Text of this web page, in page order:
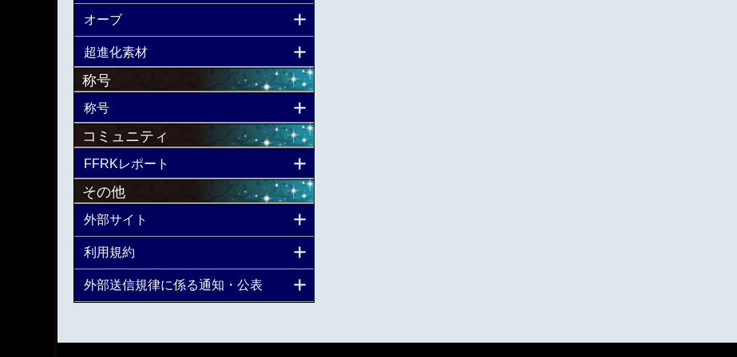
オーブ
超進化素材
称号
称号
コミュニティ
FFRKレポート
その他
外部サイト
利用規約
外部送信規律に係る通知・公表